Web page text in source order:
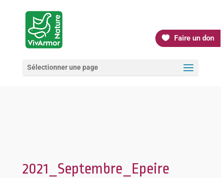
Faire un don
Sélectionner une page
2021_Septembre_Epeire